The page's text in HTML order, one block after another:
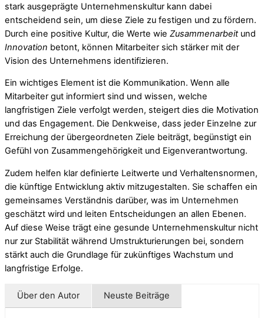
stark ausgeprägte Unternehmenskultur kann dabei
entscheidend sein, um diese Ziele zu festigen und zu fördern.
Durch eine positive Kultur, die Werte wie Zusammenarbeitund
Innovation betont, können Mitarbeiter sich stärker mit der
Vision des Unternehmens identifizieren.
Ein wichtiges Element ist die Kommunikation. Wenn alle
Mitarbeiter gut informiert sind und wissen, welche
langfristigen Ziele verfolgt werden, steigert dies die Motivation
und das Engagement. Die Denkweise, dass jeder Einzelne zur
Erreichung der übergeordneten Ziele beiträgt, begünstigt ein
Gefühl von Zusammengehörigkeit und Eigenverantwortung.
Zudem helfen klar definierte Leitwerte und Verhaltensnormen,
die künftige Entwicklung aktiv mitzugestalten. Sie schaffen ein
gemeinsames Verständnis darüber, was im Unternehmen
geschätzt wird und leiten Entscheidungen an allen Ebenen.
Auf diese Weise trägt eine gesunde Unternehmenskultur nicht
nur zur Stabilität während Umstrukturierungen bei, sondern
stärkt auch die Grundlage für zukünftiges Wachstum und
langfristige Erfolge.
Über den Autor Neuste Beiträge